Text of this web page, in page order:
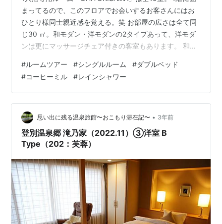
まってるので、このフロアでお会いするお客さんにはお
ひとり様同士親近感を覚える。笑 お部屋の広さは全て同
じ30 ㎡。和モダン・洋モダンの2タイプあって、洋モダ
ンは更にマッサージチェア付きの客室もあります。 和・
時に伝えてみても良いかも。 アサインされたのは410。
ドアはオートロックじゃなかったです。 玄関周りはコン
パクトだけどおひとり様なので問題なし。館内履きは2種
類あります。 玄関の飾り物とお部屋の鍵。鍵はSUITEや
WAMODERNも同じタイプ。 トイレはこの位置。リビン
グもそうだ…
#ルームツアー #シングルルーム #ダブルベッド
#コーヒーミル #レインシャワー
思い出に残る温泉旅館〜おこもり滞在記〜 • 3年前
登別温泉郷 滝乃家（2022.11）③洋室 B
Type（202：芙蓉）